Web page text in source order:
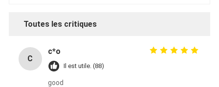
Toutes les critiques
C
c*o
Il est utile. (88)
good